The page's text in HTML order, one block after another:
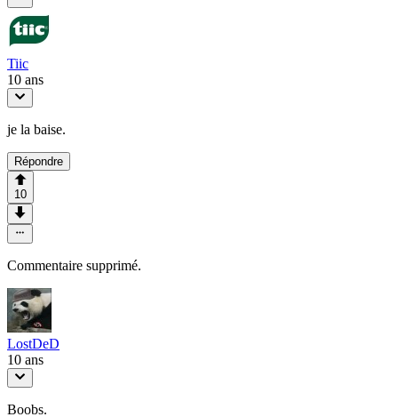
Tiic
10 ans
je la baise.
Répondre
10
Commentaire supprimé.
LostDeD
10 ans
Boobs.